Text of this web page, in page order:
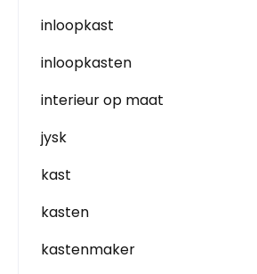
inloopkast
inloopkasten
interieur op maat
jysk
kast
kasten
kastenmaker